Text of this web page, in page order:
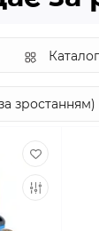
Каталог